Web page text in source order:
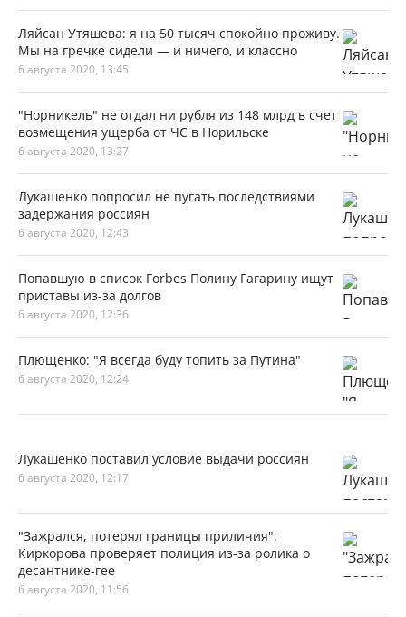
Ляйсан Утяшева: я на 50 тысяч спокойно проживу.
Мы на гречке сидели — и ничего, и классно
6 августа 2020, 13:45
"Норникель" не отдал ни рубля из 148 млрд в счет
возмещения ущерба от ЧС в Норильске
6 августа 2020, 13:27
Лукашенко попросил не пугать последствиями
задержания россиян
6 августа 2020, 12:43
Попавшую в список Forbes Полину Гагарину ищут
приставы из-за долгов
6 августа 2020, 12:36
Плющенко: "Я всегда буду топить за Путина"
6 августа 2020, 12:24
Лукашенко поставил условие выдачи россиян
6 августа 2020, 12:17
"Зажрался, потерял границы приличия":
Киркорова проверяет полиция из-за ролика о
десантнике-гее
6 августа 2020, 11:56